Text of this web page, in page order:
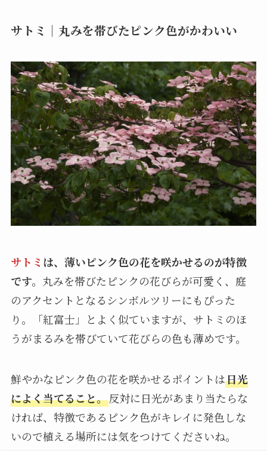
サトミ｜丸みを帯びたピンク色がかわいい
サトミ は、薄いピンク色の花を咲かせるのが特徴
です。 丸みを帯びたピンクの花びらが可愛く、庭
のアクセントとなるシンボルツリーにもぴった
り。「紅富士」とよく似ていますが、サトミのほ
うがまるみを帯びていて花びらの色も薄めです。
鮮やかなピンク色の花を咲かせるポイントは日光
によく当てること。反対に日光があまり当たらな
ければ、特徴であるピンク色がキレイに発色しな
いので植える場所には気をつけてくださいね。